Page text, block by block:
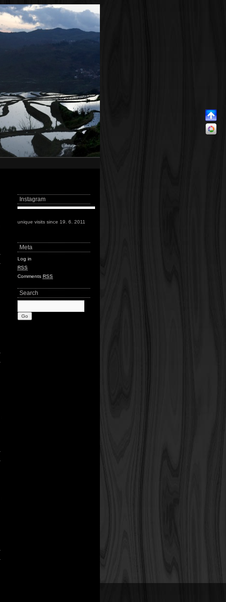
Instagram
unique visits since 19. 6. 2011
Meta
Log in
RSS
Comments RSS
Search